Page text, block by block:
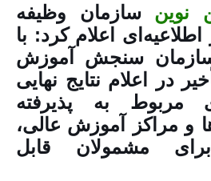
نوین سازمان وظیفه
اعلام کرد: با
سازمان سنجش آموزش
در اعلام نتایج نهایی
مربوط به پذیرفته
و مراکز آموزش عالی،
مشمولان قابل